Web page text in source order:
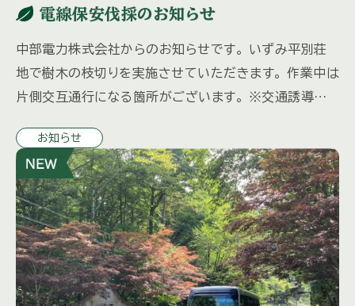
電線保安伐採のお知らせ
中部電力株式会社からのお知らせです。 いずみ平別荘
地で樹木の枝切りを実施させていただきます。 作業中は
片側交互通行になる箇所がございます。 ※交通誘導員
等でご迷惑をおか […]
お知らせ